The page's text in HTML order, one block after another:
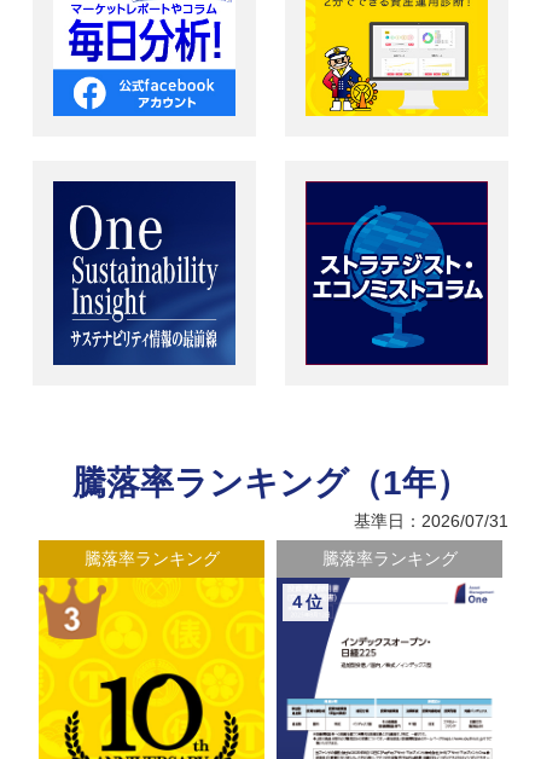
騰落率ランキング（1年）
基準日：2026/07/31
騰落率ランキング
騰落率ランキング
４位